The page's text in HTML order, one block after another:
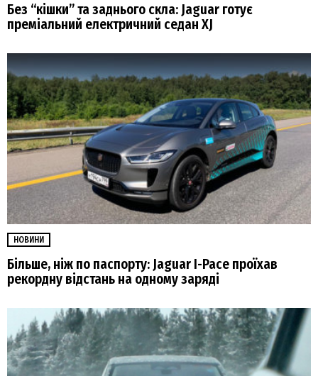
Без “кішки” та заднього скла: Jaguar готує
преміальний електричний седан XJ
НОВИНИ
Більше, ніж по паспорту: Jaguar I-Pace проїхав
рекордну відстань на одному заряді